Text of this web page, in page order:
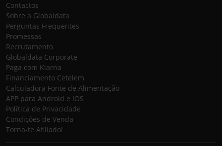
Contactos
Sobre a Globaldata
Perguntas Frequentes
Promessas
Recrutamento
Globaldata Corporate
Paga com Klarna
Financiamento Cetelem
Calculadora Fonte de Alimentação
APP para Android e IOS
Política de Privacidade
Condições de Venda
Torna-te Afiliado!